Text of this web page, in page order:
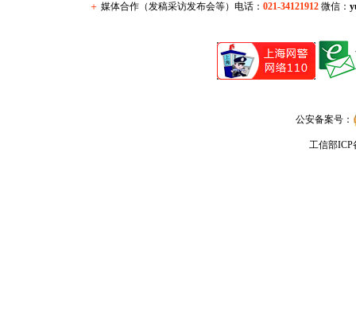
＋ 媒体合作（发稿采访发布会等）电话：021-34121912 微信：
公安备案号：
工信部ICP